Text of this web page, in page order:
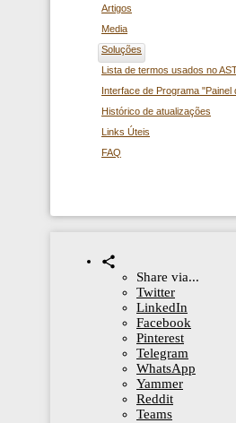
Artigos
Media
Soluções
Lista de termos usados ​​no
Interface de Programa "Painel
Histórico de atualizações
Links Úteis
FAQ
Share via...
Twitter
LinkedIn
Facebook
Pinterest
Telegram
WhatsApp
Yammer
Reddit
Teams